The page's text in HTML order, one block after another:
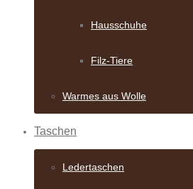
Hausschuhe
Filz-Tiere
Warmes aus Wolle
Taschen
Ledertaschen